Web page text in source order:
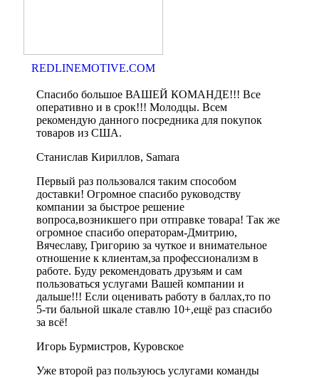
REDLINEMOTIVE.COM
Спасибо большое ВАШЕЙ КОМАНДЕ!!! Все
оперативно и в срок!!! Молодцы. Всем
рекомендую данного посредника для покупок
товаров из США.
Станислав Кириллов, Samara
Первый раз пользовался таким способом
доставки! Огромное спасибо руководству
компании за быстрое решение
вопроса,возникшего при отправке товара! Так же
огромное спасибо операторам-Дмитрию,
Вячеславу, Григорию за чуткое и внимательное
отношение к клиентам,за профессионализм в
работе. Буду рекомендовать друзьям и сам
пользоваться услугами Вашей компании и
дальше!!! Если оценивать работу в баллах,то по
5-ти бальной шкале ставлю 10+,ещё раз спасибо
за всё!
Игорь Бурмистров, Куровское
Уже второй раз пользуюсь услугами команды